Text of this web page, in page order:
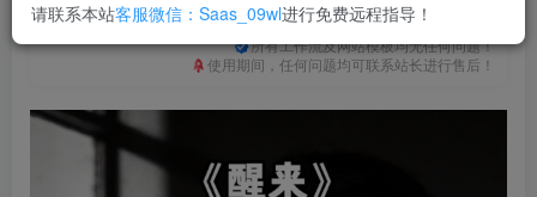
一次购买，永久包更新！
购买会员，可免费下载全站资源！
所有工作流及网站模板均无任何问题！
使用期间，任何问题均可联系站长进行售后！
请联系本站客服微信：Saas_09wl进行免费远程指导！